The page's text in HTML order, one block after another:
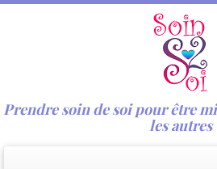
Prendre soin de soi pour être
les autres